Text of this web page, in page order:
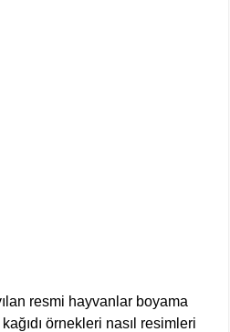
resmi hayvanlar boyama
örnekleri nasıl resimleri